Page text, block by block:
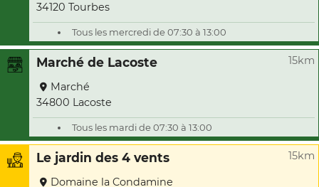
34120 Tourbes
Tous les mercredi de 07:30 à 13:00
Marché de Lacoste 15km
Marché
34800 Lacoste
Tous les mardi de 07:30 à 13:00
Le jardin des 4 vents 15km
Domaine la Condamine